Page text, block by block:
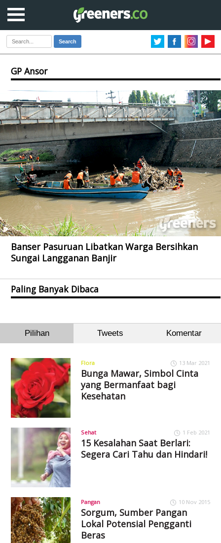
Search
GP Ansor
Banser Pasuruan Libatkan Warga Bersihkan
Sungai Langganan Banjir
Paling Banyak Dibaca
Pilihan Tweets Komentar
Flora 13 Mar 2021
Bunga Mawar, Simbol Cinta
yang Bermanfaat bagi
Kesehatan
Sehat 1 Feb 2021
15 Kesalahan Saat Berlari:
Segera Cari Tahu dan Hindari!
Pangan 10 Nov 2015
Sorgum, Sumber Pangan
Lokal Potensial Pengganti
Beras